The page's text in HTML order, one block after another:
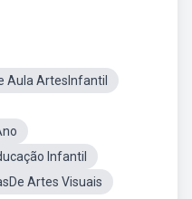
Aula ArtesInfantil
Infantil
Artes Visuais